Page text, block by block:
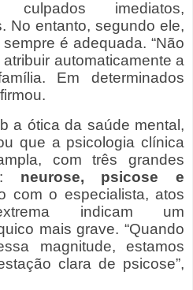
culpados imediatos,
No entanto, segundo ele,
é adequada. “Não
automaticamente a
Em determinados
a ótica da saúde mental,
que a psicologia clínica
com três grandes
neurose, psicose e
com o especialista, atos
indicam um
mais grave. “Quando
magnitude, estamos
clara de psicose”,